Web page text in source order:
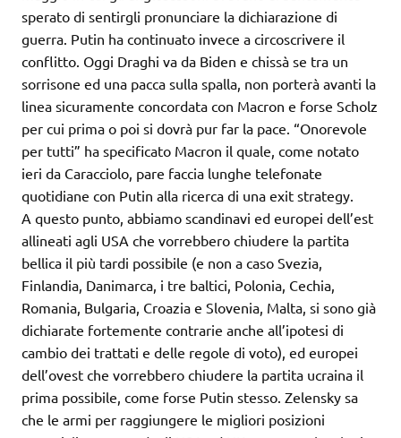
sperato di sentirgli pronunciare la dichiarazione di
guerra. Putin ha continuato invece a circoscrivere il
conflitto. Oggi Draghi va da Biden e chissà se tra un
sorrisone ed una pacca sulla spalla, non porterà avanti la
linea sicuramente concordata con Macron e forse Scholz
per cui prima o poi si dovrà pur far la pace. “Onorevole
per tutti” ha specificato Macron il quale, come notato
ieri da Caracciolo, pare faccia lunghe telefonate
quotidiane con Putin alla ricerca di una exit strategy.
A questo punto, abbiamo scandinavi ed europei dell’est
allineati agli USA che vorrebbero chiudere la partita
bellica il più tardi possibile (e non a caso Svezia,
Finlandia, Danimarca, i tre baltici, Polonia, Cechia,
Romania, Bulgaria, Croazia e Slovenia, Malta, si sono già
dichiarate fortemente contrarie anche all’ipotesi di
cambio dei trattati e delle regole di voto), ed europei
dell’ovest che vorrebbero chiudere la partita ucraina il
prima possibile, come forse Putin stesso. Zelensky sa
che le armi per raggiungere le migliori posizioni